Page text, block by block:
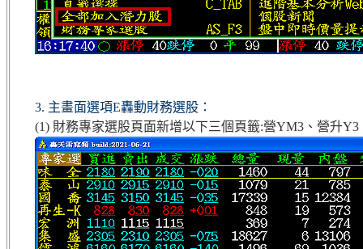
3. 主畫面選項E轟動財務選股：
(1) 財務專家選股頁面新增以下三個頁籤:營YM3、營升Y3